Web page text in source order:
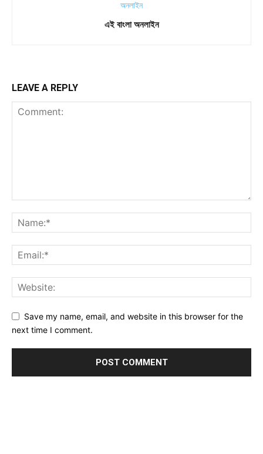
এই বাংলা অনলাইন
LEAVE A REPLY
Save my name, email, and website in this browser for the
next time I comment.